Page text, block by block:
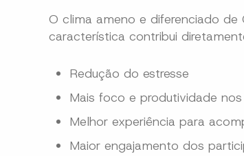
O clima ameno e diferenciado
característica contribui
Redução do estresse
Mais foco e produtividade
Melhor experiência para
Maior engajamento dos